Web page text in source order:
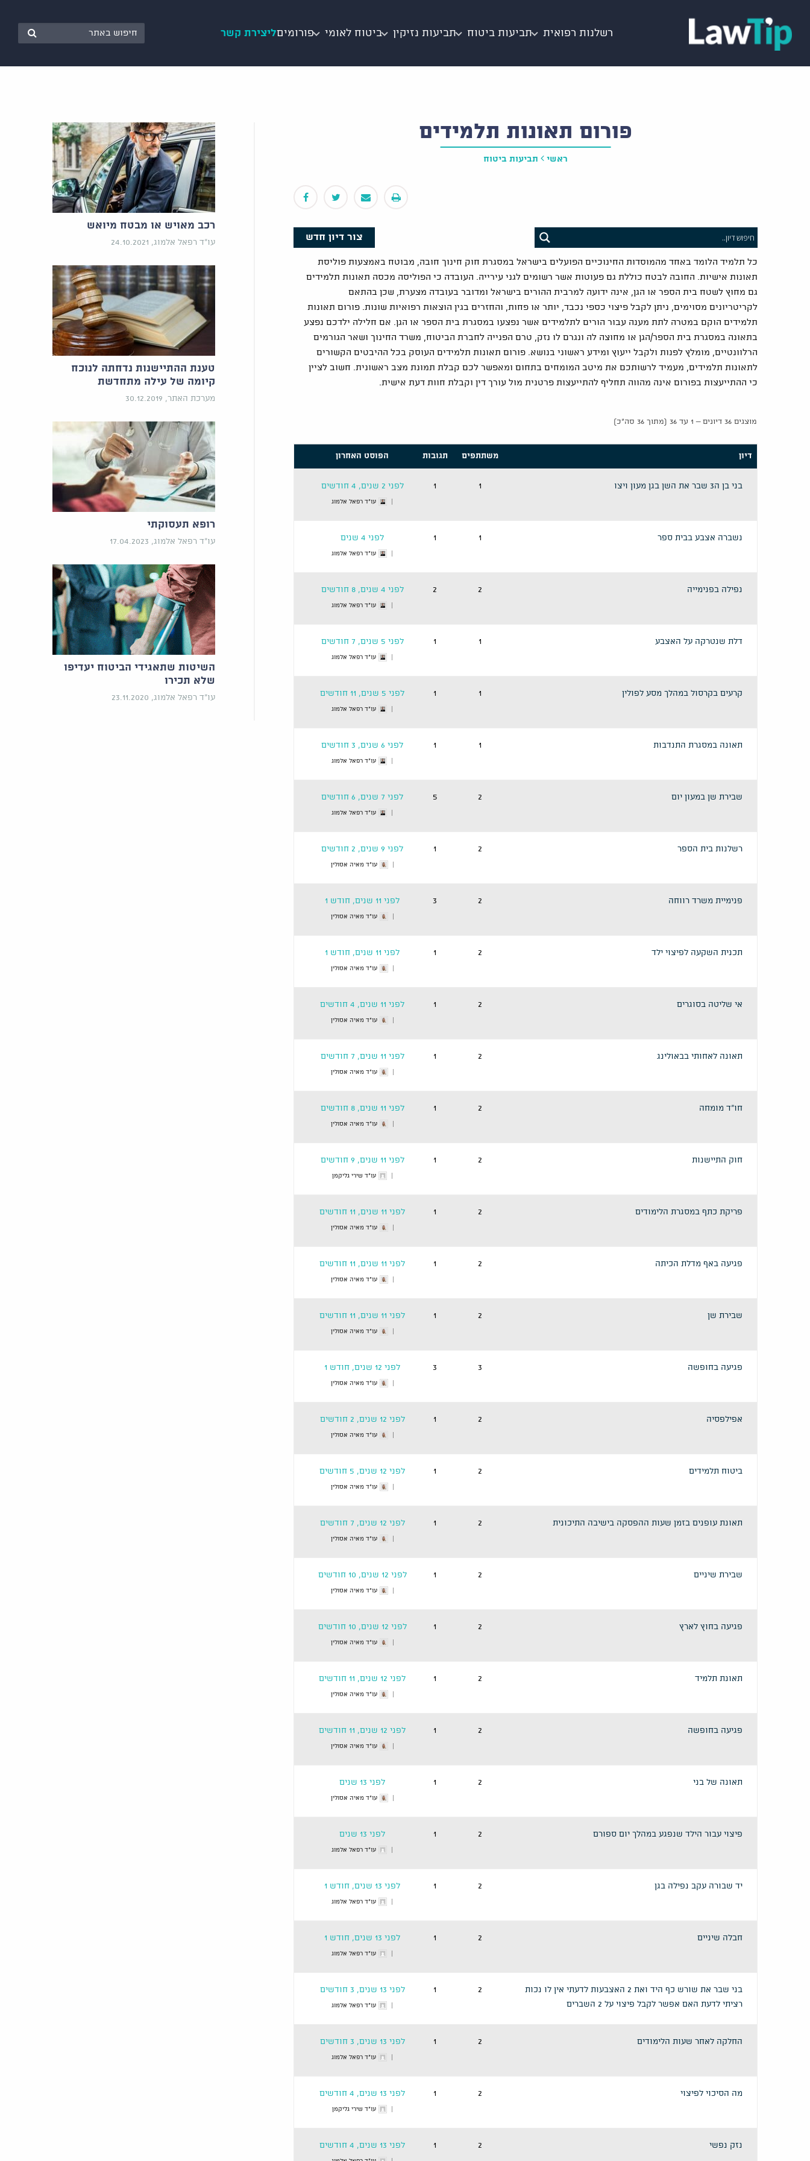
רשלנות רפואית תביעות ביטוח תביעות נזיקין ביטוח לאומי פורומיםליצירת קשר
פורום תאונות תלמידים
ראשי תביעות ביטוח
צור דיון חדש
כל תלמיד הלומד באחד מהמוסדות החינוכיים הפועלים בישראל במסגרת חוק חינוך חובה, מבוטח באמצעות פוליסת
תאונות אישיות. החובה לבטח כוללת גם פעוטות אשר רשומים לגני עירייה. העובדה כי הפוליסה מכסה תאונות תלמידים
גם מחוץ לשטח בית הספר או הגן, אינה ידועה למרבית ההורים בישראל ומדובר בעובדה מצערת, שכן בהתאם
לקריטריונים מסוימים, ניתן לקבל פיצוי כספי נכבד, יותר או פחות, והחזרים בגין הוצאות רפואיות שונות. פורום תאונות
תלמידים הוקם במטרה לתת מענה עבור הורים לתלמידים אשר נפצעו במסגרת בית הספר או הגן. אם חלילה ילדכם נפצע
בתאונה במסגרת בית הספר/הגן או מחוצה לה ונגרם לו נזק, טרם הפנייה לחברת הביטוח, משרד החינוך ושאר הגורמים
הרלוונטיים, מומלץ לפנות ולקבל ייעוץ ומידע ראשוני בנושא. פורום תאונות תלמידים העוסק בכל ההיבטים הקשורים
לתאונות תלמידים, מעמיד לרשותכם את מיטב המומחים בתחום ומאפשר לכם קבלת תמונת מצב ראשונית. חשוב לציין
כי ההתייעצות בפורום אינה מהווה תחליף להתייעצות פרטנית מול עורך דין וקבלת חוות דעת אישית.
מוצגים 36 דיונים – 1 עד 36 (מתוך 36 סה״כ)
דיון משתתפים תגובות הפוסט האחרון
בני בן ה3 שבר את השן בגן מעון ויצו 1
1 לפני 2 שנים, 4 חודשים
עו"ד רפאל אלמוג
נשברה אצבע בבית ספר 1
1 לפני 4 שנים
עו"ד רפאל אלמוג
נפילה בפנימייה 2
2 לפני 4 שנים, 8 חודשים
עו"ד רפאל אלמוג
דלת שנטרקה על האצבע 1
1 לפני 5 שנים, 7 חודשים
עו"ד רפאל אלמוג
קרעים בקרסול במהלך מסע לפולין 1
1 לפני 5 שנים, 11 חודשים
עו"ד רפאל אלמוג
תאונה במסגרת התנדבות 1
1 לפני 6 שנים, 3 חודשים
עו"ד רפאל אלמוג
שבירת שן במעון יום 2
5 לפני 7 שנים, 6 חודשים
עו"ד רפאל אלמוג
רשלנות בית הספר 2
1 לפני 9 שנים, 2 חודשים
עו"ד מאיה אסולין
פנימיית משרד רווחה 2
3 לפני 11 שנים, חודש 1
עו"ד מאיה אסולין
תכנית השקעה לפיצוי ילד 2
1 לפני 11 שנים, חודש 1
עו"ד מאיה אסולין
אי שליטה בסוגרים 2
1 לפני 11 שנים, 4 חודשים
עו"ד מאיה אסולין
תאונה לאחותי בבאולינג 2
1 לפני 11 שנים, 7 חודשים
עו"ד מאיה אסולין
חו"ד מומחה 2
1 לפני 11 שנים, 8 חודשים
עו"ד מאיה אסולין
חוק התיישנות 2
1 לפני 11 שנים, 9 חודשים
עו"ד שירי גליקמן
פריקת כתף במסגרת הלימודים 2
1 לפני 11 שנים, 11 חודשים
עו"ד מאיה אסולין
פגיעה באף מדלת הכיתה 2
1 לפני 11 שנים, 11 חודשים
עו"ד מאיה אסולין
שבירת שן 2
1 לפני 11 שנים, 11 חודשים
עו"ד מאיה אסולין
פגיעה בחופשה 3
3 לפני 12 שנים, חודש 1
עו"ד מאיה אסולין
אפילפסיה 2
1 לפני 12 שנים, 2 חודשים
עו"ד מאיה אסולין
ביטוח תלמידים 2
1 לפני 12 שנים, 5 חודשים
עו"ד מאיה אסולין
תאונת עופנים בזמן שעות ההפסקה בישיבה התיכונית 2
1 לפני 12 שנים, 7 חודשים
עו"ד מאיה אסולין
שבירת שיניים 2
1 לפני 12 שנים, 10 חודשים
עו"ד מאיה אסולין
פגיעה בחוץ לארץ 2
1 לפני 12 שנים, 10 חודשים
עו"ד מאיה אסולין
תאונת תלמיד 2
1 לפני 12 שנים, 11 חודשים
עו"ד מאיה אסולין
פגיעה בחופשה 2
1 לפני 12 שנים, 11 חודשים
עו"ד מאיה אסולין
תאונה של בני 2
1 לפני 13 שנים
עו"ד מאיה אסולין
פיצוי עבור הילד שנפגע במהלך יום ספורם 2
1 לפני 13 שנים
עו"ד רפאל אלמוג
יד שבורה עקב נפילה בגן 2
1 לפני 13 שנים, חודש 1
עו"ד רפאל אלמוג
חבלה שיניים 2
1 לפני 13 שנים, חודש 1
עו"ד רפאל אלמוג
בני שבר את שורש כף היד ואת 2 האצבעות לדעתי אין לו נכות
רציתי לדעת האם אפשר לקבל פיצוי על 2 השברים
2
1 לפני 13 שנים, 3 חודשים
עו"ד רפאל אלמוג
החלקה לאחר שעות הלימודים 2
1 לפני 13 שנים, 3 חודשים
עו"ד רפאל אלמוג
מה הסיכוי לפיצוי 2
1 לפני 13 שנים, 4 חודשים
עו"ד שירי גליקמן
נזק נפשי 2
1 לפני 13 שנים, 4 חודשים
רכב מאויש או מבטח מיואש
עו"ד רפאל אלמוג, 24.10.2021
טענת ההתיישנות נדחתה לנוכח
קיומה של עילה מתחדשת
מערכת האתר, 30.12.2019
רופא תעסוקתי
עו"ד רפאל אלמוג, 17.04.2023
השיטות שתאגידי הביטוח יעדיפו
שלא תכירו
עו"ד רפאל אלמוג, 23.11.2020